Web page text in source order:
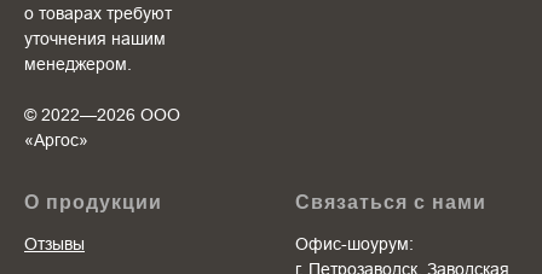
о товарах требуют
уточнения нашим
менеджером.
© 2022—2026 ООО
«Аргоc»
О продукции
Отзывы
Связаться с нами
Офис-шоурум:
г. Петрозаводск, Заводская